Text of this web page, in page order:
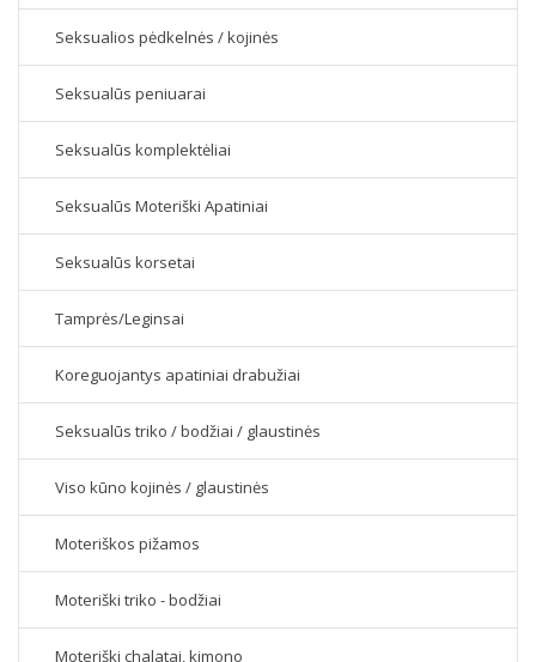
Seksualios pėdkelnės / kojinės
Seksualūs peniuarai
Seksualūs komplektėliai
Seksualūs Moteriški Apatiniai
Seksualūs korsetai
Tamprės/Leginsai
Koreguojantys apatiniai drabužiai
Seksualūs triko / bodžiai / glaustinės
Viso kūno kojinės / glaustinės
Moteriškos pižamos
Moteriški triko - bodžiai
Moteriški chalatai, kimono